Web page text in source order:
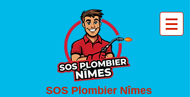
SOS Plombier Nîmes